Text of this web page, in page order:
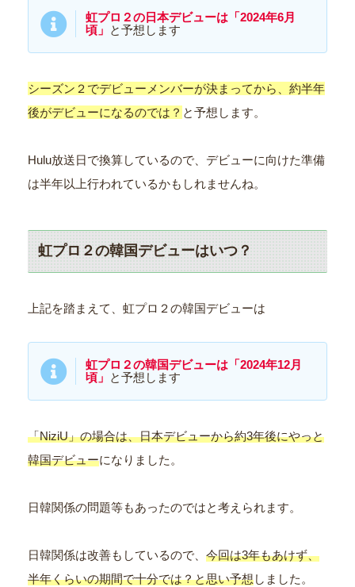
虹プロ２の日本デビューは「2024年6月
頃」 と予想します
シーズン２でデビューメンバーが決まってから、約半年
後がデビューになるのでは？ と予想します。
Hulu放送日で換算しているので、デビューに向けた準備
は半年以上行われているかもしれませんね。
虹プロ２の韓国デビューはいつ？
上記を踏まえて、虹プロ２の韓国デビューは
虹プロ２の韓国デビューは「2024年12月
頃」 と予想します
「NiziU」の場合は、日本デビューから約3年後にやっと
韓国デビューになりました。
日韓関係の問題等もあったのではと考えられます。
日韓関係は改善もしているので、 今回は3年もあけず、
半年くらいの期間で十分では？と思い予想しました。